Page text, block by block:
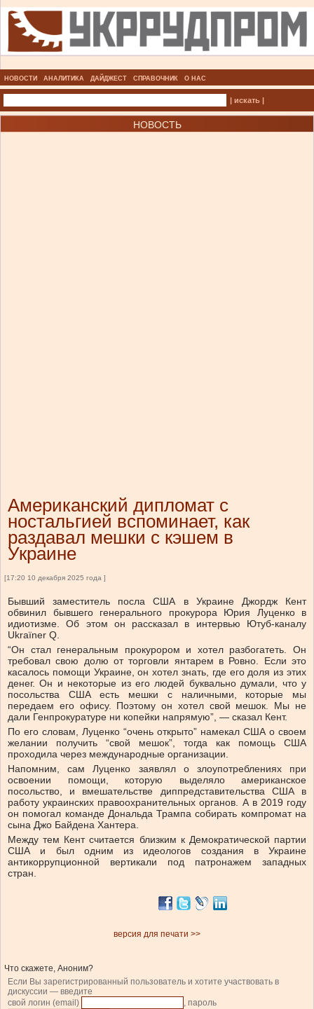
НОВОСТИ АНАЛИТИКА ДАЙДЖЕСТ СПРАВОЧНИК О НАС
| искать |
НОВОСТЬ
Американский дипломат с
ностальгией вспоминает, как
раздавал мешки с кэшем в
Украине
[17:20 10 декабря 2025 года ]
Бывший заместитель посла США в Украине Джордж Кент
обвинил бывшего генерального прокурора Юрия Луценко в
идиотизме. Об этом он рассказал в интервью Ютуб-каналу
Ukraїner Q.
“Он стал генеральным прокурором и хотел разбогатеть. Он
требовал свою долю от торговли янтарем в Ровно. Если это
касалось помощи Украине, он хотел знать, где его доля из этих
денег. Он и некоторые из его людей буквально думали, что у
посольства США есть мешки с наличными, которые мы
передаем его офису. Поэтому он хотел свой мешок. Мы не
дали Генпрокуратуре ни копейки напрямую”, — сказал Кент.
По его словам, Луценко “очень открыто” намекал США о своем
желании получить “свой мешок”, тогда как помощь США
проходила через международные организации.
Напомним, сам Луценко заявлял о злоупотреблениях при
освоении помощи, которую выделяло американское
посольство, и вмешательстве диппредставительства США в
работу украинских правоохранительных органов. А в 2019 году
он помогал команде Дональда Трампа собирать компромат на
сына Джо Байдена Хантера.
Между тем Кент считается близким к Демократической партии
США и был одним из идеологов создания в Украине
антикоррупционной вертикали под патронажем западных
стран.
версия для печати >>
Что скажете, Аноним?
Если Вы зарегистрированный пользователь и хотите участвовать в
дискуссии — введите
свой логин (email)
, пароль